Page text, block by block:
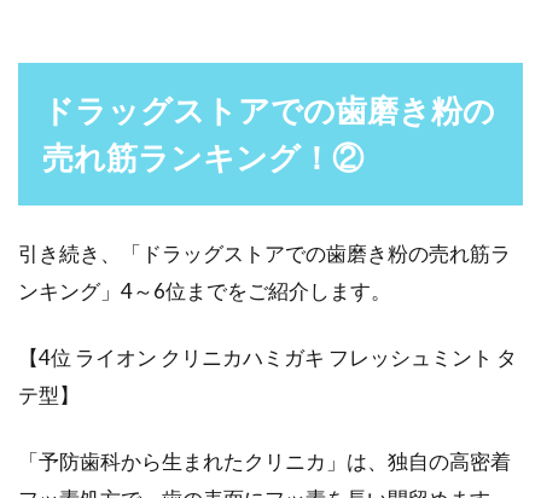
ドラッグストアでの歯磨き粉の
売れ筋ランキング！②
引き続き、「ドラッグストアでの歯磨き粉の売れ筋ラ
ンキング」4～6位までをご紹介します。
【4位 ライオン クリニカハミガキ フレッシュミント タ
テ型】
「予防歯科から生まれたクリニカ」は、独自の高密着